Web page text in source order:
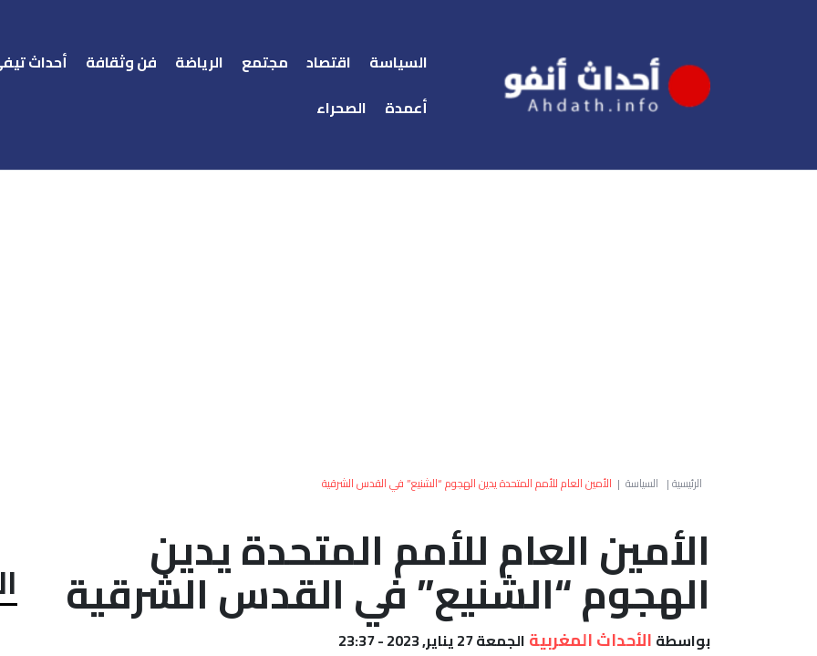
السياسة اقتصاد مجتمع الرياضة فن وثقافة أحداث
أعمدة
الصحراء
الرئيسية| السياسة | الأمين العام للأمم المتحدة يدين الهجوم “الشنيع” في القدس الشرقية
الأمين العام للأمم المتحدة يدين
الهجوم “الشنيع” في القدس الشرقية
بواسطة الأحداث المغربية الجمعة 27 يناير, 2023 - 23:37